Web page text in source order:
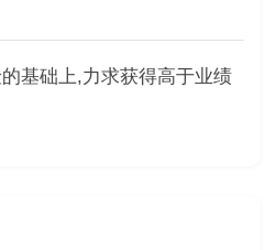
基础上,力求获得高于业绩